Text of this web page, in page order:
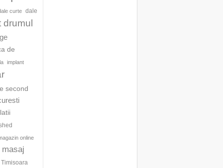
curte dale
drumul
de
implant
second
online
masaj